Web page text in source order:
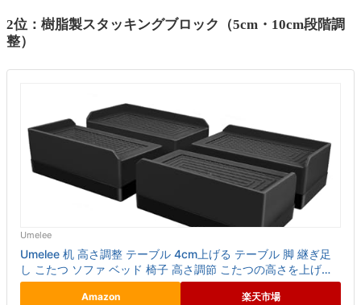
2位：樹脂製スタッキングブロック（5cm・10cm段階調
整）
Umelee
Umelee 机 高さ調整 テーブル 4cm上げる テーブル 脚 継ぎ足
し こたつ ソファ ベッド 椅子 高さ調節 こたつの高さを上げる
足 テーブル高さ調整器具 こたつ足 継ぎ足し...
Amazon 楽天市場